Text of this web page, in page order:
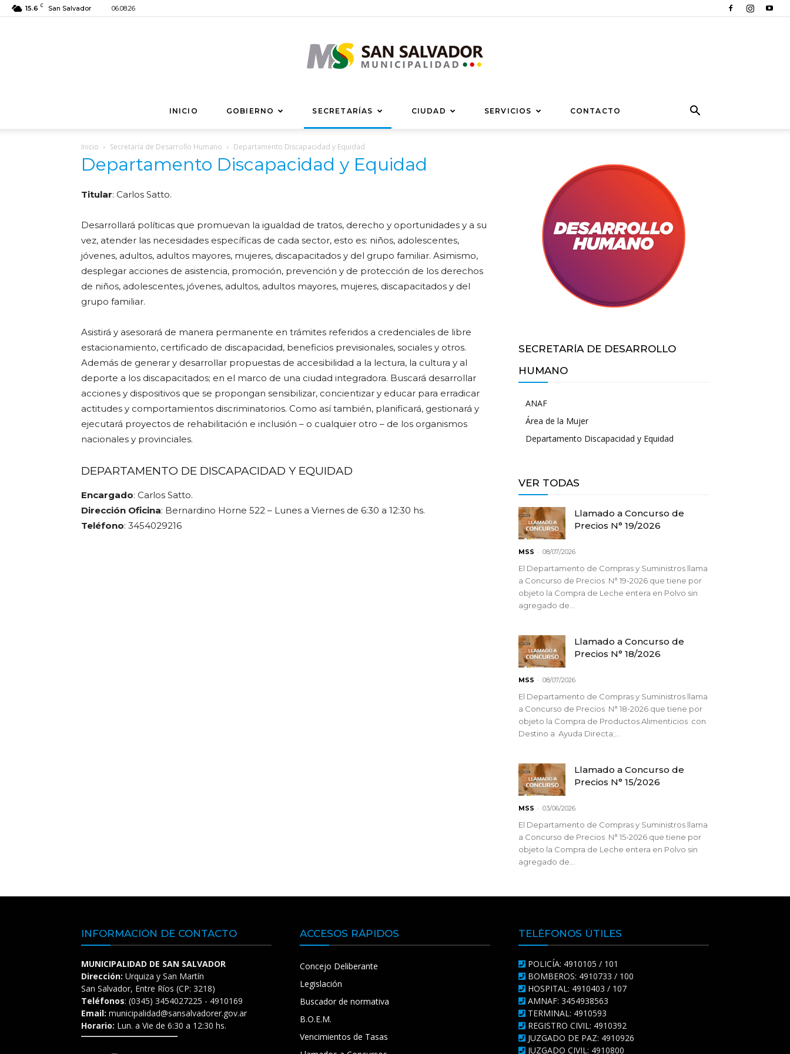
15.6 C San Salvador 06.08.26
Municipalidad
San
Salvador
INICIO GOBIERNO SECRETARÍAS CIUDAD SERVICIOS CONTACTO
Inicio Secretaría de Desarrollo Humano Departamento Discapacidad y Equidad
Departamento Discapacidad y Equidad
Titular: Carlos Satto.
Desarrollará políticas que promuevan la igualdad de tratos, derecho y oportunidades y a su
vez, atender las necesidades específicas de cada sector, esto es: niños, adolescentes,
jóvenes, adultos, adultos mayores, mujeres, discapacitados y del grupo familiar. Asimismo,
desplegar acciones de asistencia, promoción, prevención y de protección de los derechos
de niños, adolescentes, jóvenes, adultos, adultos mayores, mujeres, discapacitados y del
grupo familiar.
Asistirá y asesorará de manera permanente en trámites referidos a credenciales de libre
estacionamiento, certificado de discapacidad, beneficios previsionales, sociales y otros.
Además de generar y desarrollar propuestas de accesibilidad a la lectura, la cultura y al
deporte a los discapacitados; en el marco de una ciudad integradora. Buscará desarrollar
acciones y dispositivos que se propongan sensibilizar, concientizar y educar para erradicar
actitudes y comportamientos discriminatorios. Como así también, planificará, gestionará y
ejecutará proyectos de rehabilitación e inclusión – o cualquier otro – de los organismos
nacionales y provinciales.
DEPARTAMENTO DE DISCAPACIDAD Y EQUIDAD
Encargado: Carlos Satto.
Dirección Oficina: Bernardino Horne 522 – Lunes a Viernes de 6:30 a 12:30 hs.
Teléfono: 3454029216
SECRETARÍA DE DESARROLLO
HUMANO
ANAF
Área de la Mujer
Departamento Discapacidad y Equidad
VER TODAS
Llamado a Concurso de
Precios N° 19/2026
MSS - 08/07/2026
El Departamento de Compras y Suministros llama
a Concurso de Precios N° 19-2026 que tiene por
objeto la Compra de Leche entera en Polvo sin
agregado de...
Llamado a Concurso de
Precios N° 18/2026
MSS - 08/07/2026
El Departamento de Compras y Suministros llama
a Concurso de Precios N° 18-2026 que tiene por
objeto la Compra de Productos Alimenticios con
Destino a Ayuda Directa;...
Llamado a Concurso de
Precios N° 15/2026
MSS - 03/06/2026
El Departamento de Compras y Suministros llama
a Concurso de Precios N° 15-2026 que tiene por
objeto la Compra de Leche entera en Polvo sin
agregado de...
INFORMACIÓN DE CONTACTO
MUNICIPALIDAD DE SAN SALVADOR
Dirección: Urquiza y San Martín
San Salvador, Entre Ríos (CP: 3218)
Teléfonos: (0345) 3454027225 - 4910169
Email: municipalidad@sansalvadorer.gov.ar
Horario: Lun. a Vie de 6:30 a 12:30 hs.
ACCESOS RÁPIDOS
Concejo Deliberante
Legislación
Buscador de normativa
B.O.E.M.
Vencimientos de Tasas
TELÉFONOS ÚTILES
POLICÍA: 4910105 / 101
BOMBEROS: 4910733 / 100
HOSPITAL: 4910403 / 107
AMNAF: 3454938563
TERMINAL: 4910593
REGISTRO CIVIL: 4910392
JUZGADO DE PAZ: 4910926
JUZGADO CIVIL: 4910800